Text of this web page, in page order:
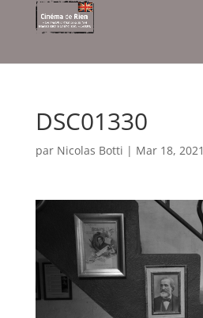
DSC01330
par Nicolas Botti | Mar 18, 2021